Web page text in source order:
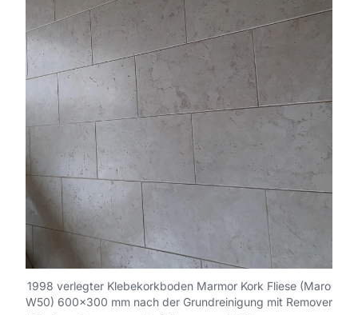
1998 verlegter Klebekorkboden Marmor Kork Fliese (Maro
W50) 600x300 mm nach der Grundreinigung mit Remover